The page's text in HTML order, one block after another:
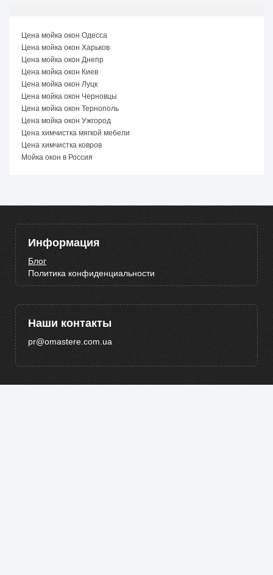
Цена мойка окон Одесса
Цена мойка окон Харьков
Цена мойка окон Днепр
Цена мойка окон Киев
Цена мойка окон Луцк
Цена мойка окон Черновцы
Цена мойка окон Тернополь
Цена мойка окон Ужгород
Цена химчистка мягкой мебели
Цена химчистка ковров
Мойка окон в Россия
Информация
Блог
Политика конфиденциальности
Наши контакты
pr@omastere.com.ua